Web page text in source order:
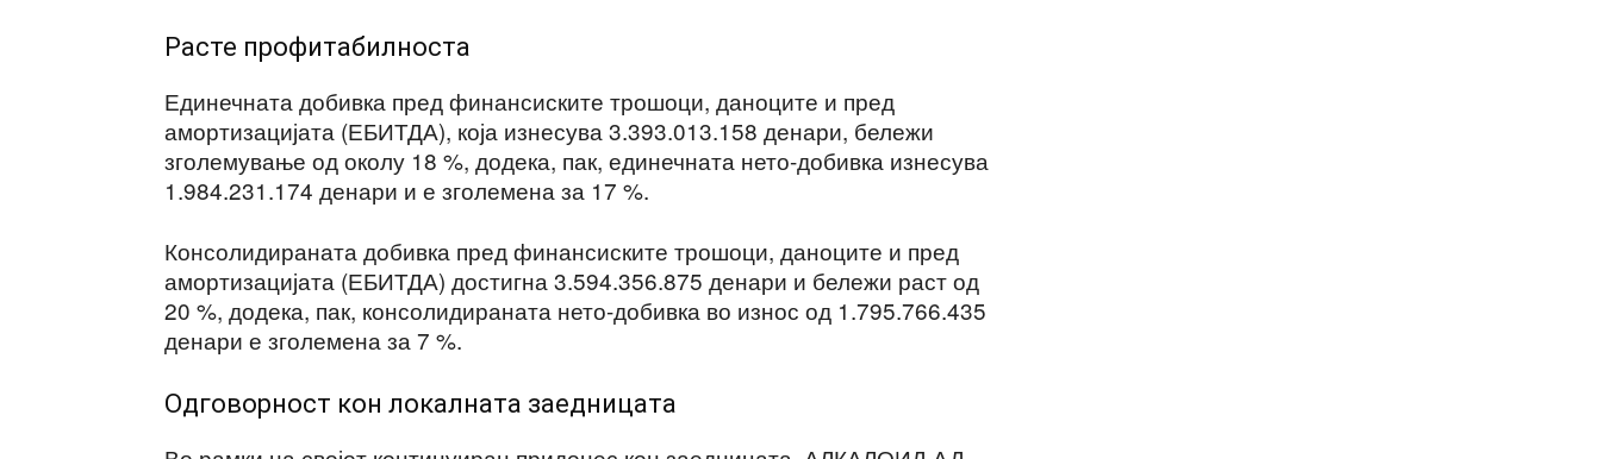
Расте профитабилноста
Единечната добивка пред финансиските трошоци, даноците и пред
амортизацијата (ЕБИТДА), која изнесува 3.393.013.158 денари, бележи
зголемување од околу 18 %, додека, пак, единечната нето-добивка изнесува
1.984.231.174 денари и е зголемена за 17 %.
Консолидираната добивка пред финансиските трошоци, даноците и пред
амортизацијата (ЕБИТДА) достигна 3.594.356.875 денари и бележи раст од
20 %, додека, пак, консолидираната нето-добивка во износ од 1.795.766.435
денари е зголемена за 7 %.
Одговорност кон локалната заедницата